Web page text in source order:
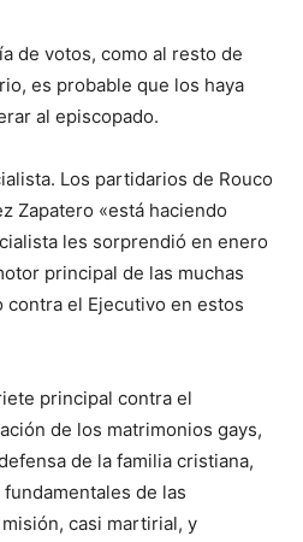
de votos, como al resto de
es probable que los haya
al episcopado.
Los partidarios de Rouco
Zapatero «está haciendo
les sorprendió en enero
principal de las muchas
el Ejecutivo en estos
principal contra el
de los matrimonios gays,
de la familia cristiana,
de las
casi martirial, y